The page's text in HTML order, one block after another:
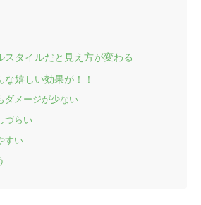
スタイルだと見え方が変わる
嬉しい効果が！！
ダメージが少ない
づらい
すい